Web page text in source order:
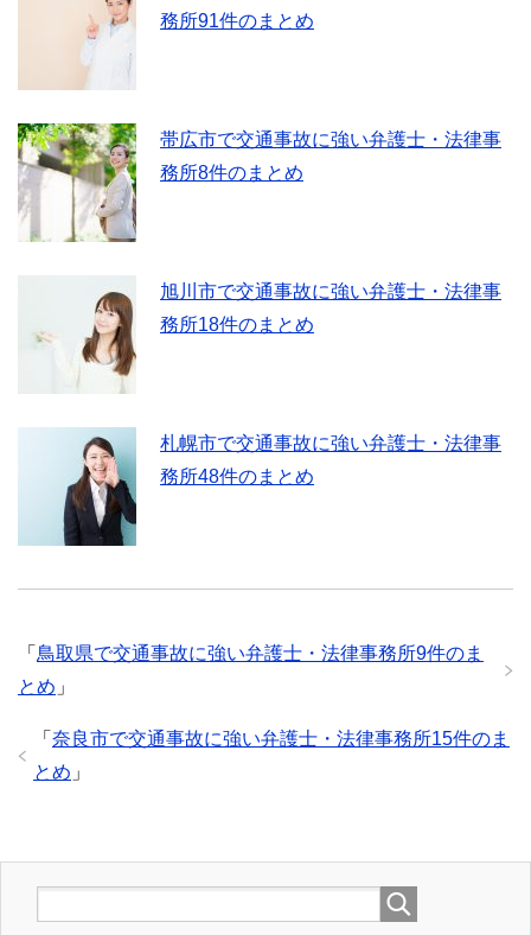
務所91件のまとめ
帯広市で交通事故に強い弁護士・法律事
務所8件のまとめ
旭川市で交通事故に強い弁護士・法律事
務所18件のまとめ
札幌市で交通事故に強い弁護士・法律事
務所48件のまとめ
「 鳥取県で交通事故に強い弁護士・法律事務所9件のま
とめ 」
「 奈良市で交通事故に強い弁護士・法律事務所15件のま
とめ 」